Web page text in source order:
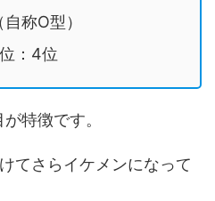
称O型）
：4位
特徴です。
てさらイケメンになって